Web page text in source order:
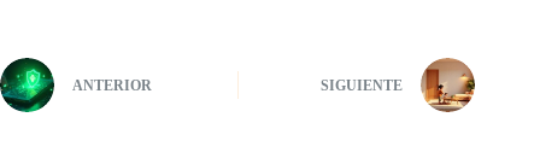
ANTERIOR SIGUIENTE